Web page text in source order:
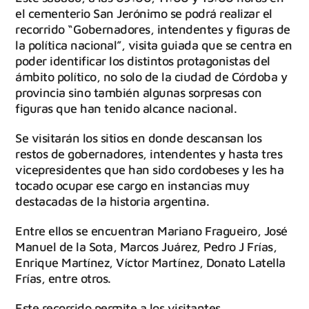
el cementerio San Jerónimo se podrá realizar el
recorrido “Gobernadores, intendentes y figuras de
la política nacional”, visita guiada que se centra en
poder identificar los distintos protagonistas del
ámbito político, no solo de la ciudad de Córdoba y
provincia sino también algunas sorpresas con
figuras que han tenido alcance nacional.
Se visitarán los sitios en donde descansan los
restos de gobernadores, intendentes y hasta tres
vicepresidentes que han sido cordobeses y les ha
tocado ocupar ese cargo en instancias muy
destacadas de la historia argentina.
Entre ellos se encuentran Mariano Fragueiro, José
Manuel de la Sota, Marcos Juárez, Pedro J Frías,
Enrique Martínez, Víctor Martínez, Donato Latella
Frías, entre otros.